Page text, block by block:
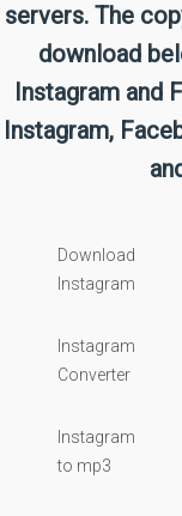
servers. The
download
Instagram and
Instagram,
Download
Instagram
Instagram
Converter
Instagram
to mp3